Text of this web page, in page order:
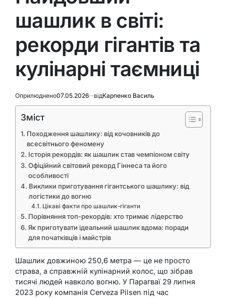
шашлик в світі:
рекорди гігантів та
кулінарні таємниці
Оприлюднено07.05.2026 відКарпенко Василь
Зміст
Походження шашлику: від кочовників до
всесвітнього феномену
Історія рекордів: як шашлик став чемпіоном світу
Офіційний світовий рекорд Гіннеса та його
особливості
Виклики приготування гігантського шашлику: від
логістики до вогню
Цікаві факти про шашлик-гіганти
Порівняння топ-рекордів: хто тримає лідерство
Як приготувати ідеальний шашлик вдома: поради
для початківців і майстрів
Шашлик довжиною 250,6 метра — це не просто
страва, а справжній кулінарний колос, що зібрав
тисячі людей навколо вогню. У Парагваї 29 липня
2023 року компанія Cerveza Pilsen під час